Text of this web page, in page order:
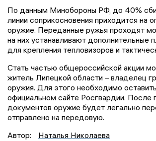
По данным Минобороны РФ, до 40%
линии соприкосновения приходится на
оружие. Переданные ружья проходят
на них устанавливают дополнительные
для крепления тепловизоров и
Стать частью общероссийской акции
житель Липецкой области – владелец
оружия. Для этого необходимо
официальном сайте Росгвардии. После
документов оружие будет легально
отправлено на передовую.
Автор:
Наталья Николаева